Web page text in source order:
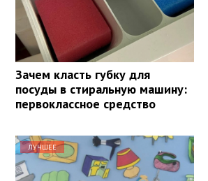
Зачем класть губку для
посуды в стиральную машину:
первоклассное средство
ЛУЧШЕЕ